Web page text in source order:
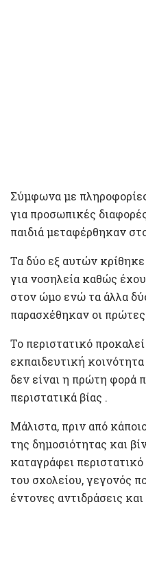
Σύμφωνα με
για προσωπικές
παιδιά μεταφέρθηκαν
Τα δύο εξ αυτών
για νοσηλεία καθώς
στον ώμο ενώ τα άλλα
παρασχέθηκαν οι πρώτες
Το περιστατικό
εκπαιδευτική
δεν είναι η πρώτη φορά
περιστατικά βίας .
Μάλιστα, πριν από
της δημοσιότητας και
καταγράφει
του σχολείου, γεγονός
έντονες αντιδράσεις